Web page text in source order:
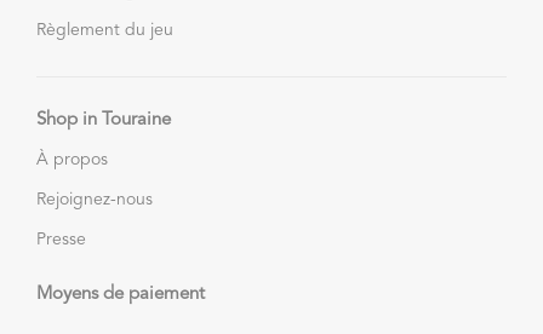
Règlement du jeu
Shop in Touraine
À propos
Rejoignez-nous
Presse
Moyens de paiement